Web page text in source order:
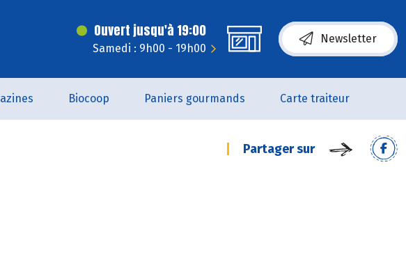
Ouvert jusqu'à 19:00
Samedi : 9h00 - 19h00
Newsletter
Biocoop Paniers gourmands Carte traiteur
Partager sur